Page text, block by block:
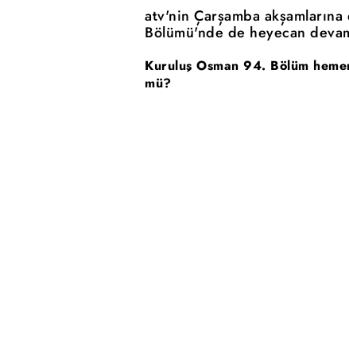
atv'nin Çarşamba
Bölümü'nde de heyecan
Kuruluş Osman 94. Bölüm
mü?